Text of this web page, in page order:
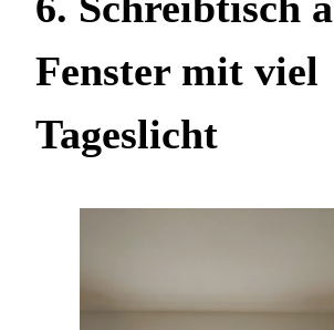
Fenster mit viel
Tageslicht